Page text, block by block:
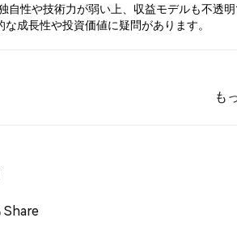
自性や技術力が弱い上、収益モデルも不透
成長性や投資価値に疑問があります。
も
Share